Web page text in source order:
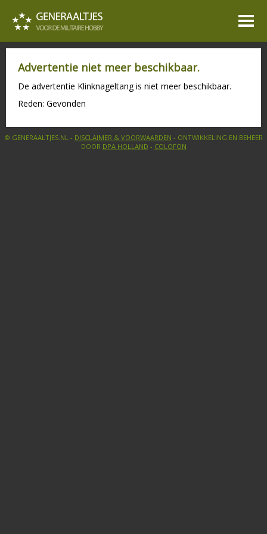
Advertentie niet meer beschikbaar.
De advertentie Klinknageltang is niet meer beschikbaar.
Reden: Gevonden
© GENERAALTJES.NL - DISCLAIMER & VOORWAARDEN - ONTWIKKELING EN BEHEER
DOOR DPA HOLLAND - COLOFON